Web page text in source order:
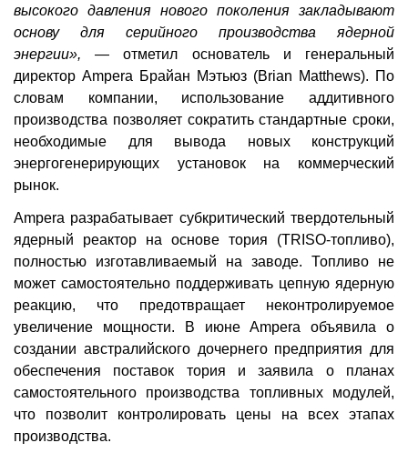
высокого давления нового поколения закладывают
основу для серийного производства ядерной
энергии», — отметил основатель и генеральный
директор Ampera Брайан Мэтьюз (Brian Matthews). По
словам компании, использование аддитивного
производства позволяет сократить стандартные сроки,
необходимые для вывода новых конструкций
энергогенерирующих установок на коммерческий
рынок.
Ampera разрабатывает субкритический твердотельный
ядерный реактор на основе тория (TRISO-топливо),
полностью изготавливаемый на заводе. Топливо не
может самостоятельно поддерживать цепную ядерную
реакцию, что предотвращает неконтролируемое
увеличение мощности. В июне Ampera объявила о
создании австралийского дочернего предприятия для
обеспечения поставок тория и заявила о планах
самостоятельного производства топливных модулей,
что позволит контролировать цены на всех этапах
производства.